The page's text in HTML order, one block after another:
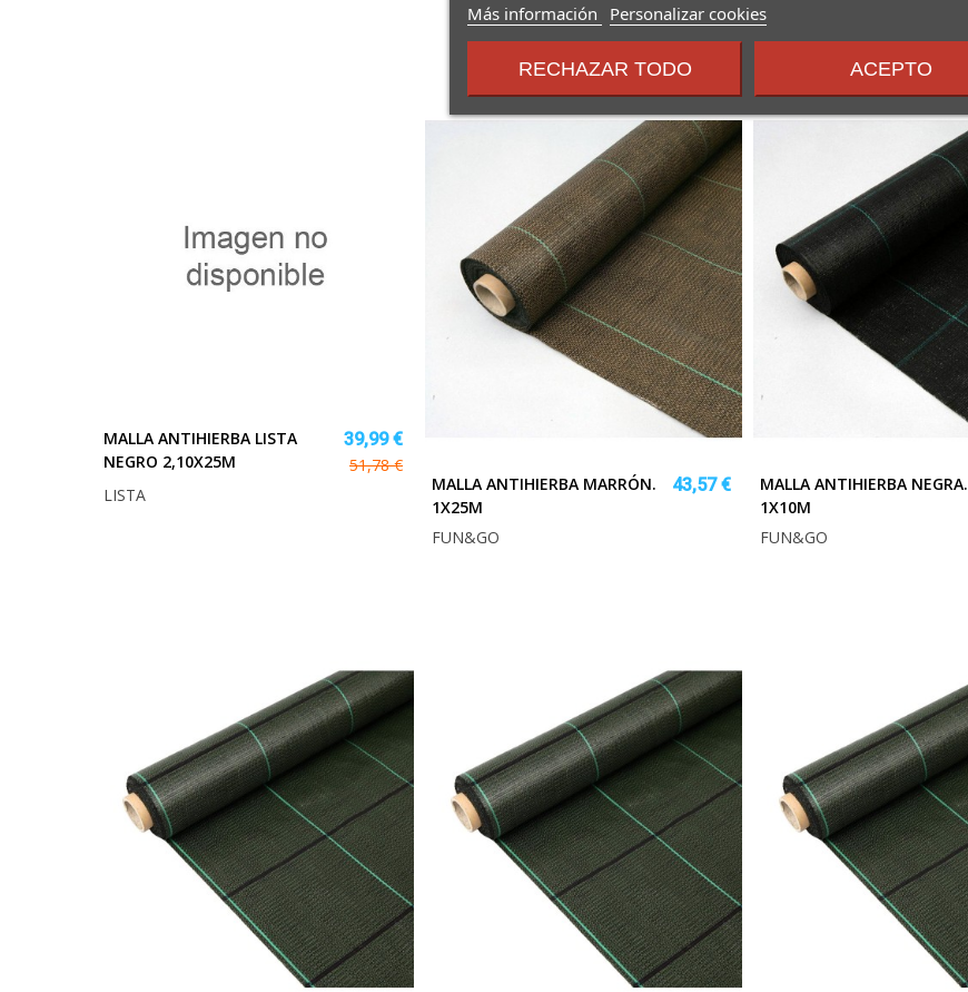
MALLA ANTIHIERBA LISTA
NEGRO 2,10X25M
39,99 €
51,78 €
LISTA
MALLA ANTIHIERBA MARRÓN.
1X25M
43,57 €
FUN&GO
MALLA ANTIHIERBA NEGRA.
1X10M
FUN&GO
Más información
sobre
y
condiciones
Personalizar cookies
RECHAZAR TODO ACEPTO